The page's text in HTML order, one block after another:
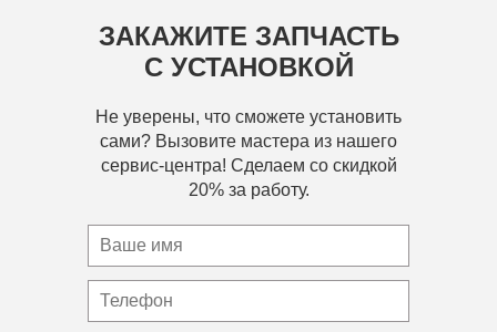
ЗАКАЖИТЕ ЗАПЧАСТЬ
С УСТАНОВКОЙ
Не уверены, что сможете установить
сами? Вызовите мастера из нашего
сервис-центра! Сделаем со скидкой
20% за работу.